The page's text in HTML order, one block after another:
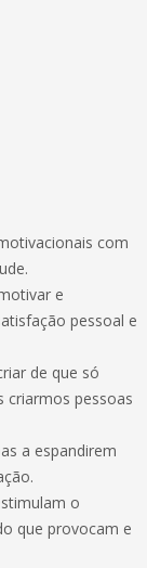
com
e
pessoal e
de que só
criarmos pessoas
a espandirem
o
que provocam e